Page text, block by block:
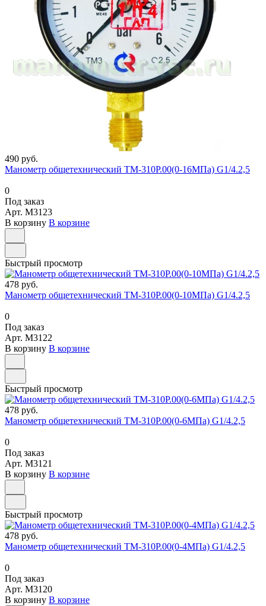
490 руб.
Манометр общетехнический ТМ-310Р.00(0-16МПа) G1/4.2,5
0
Под заказ
Арт. M3123
В корзину В корзине
Быстрый просмотр
478 руб.
Манометр общетехнический ТМ-310Р.00(0-10МПа) G1/4.2,5
0
Под заказ
Арт. M3122
В корзину В корзине
Быстрый просмотр
478 руб.
Манометр общетехнический ТМ-310Р.00(0-6МПа) G1/4.2,5
0
Под заказ
Арт. M3121
В корзину В корзине
Быстрый просмотр
478 руб.
Манометр общетехнический ТМ-310Р.00(0-4МПа) G1/4.2,5
0
Под заказ
Арт. M3120
В корзину В корзине